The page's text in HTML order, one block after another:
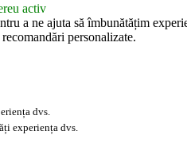
activ
a ne ajuta să îmbunătățim
personalizate.
dvs.
experiența dvs.